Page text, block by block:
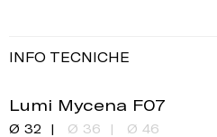
INFO TECNICHE
Lumi Mycena F07
Ø 32 Ø 36 Ø 46